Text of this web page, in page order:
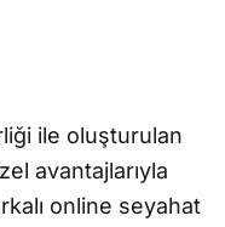
ile oluşturulan
avantajlarıyla
online seyahat